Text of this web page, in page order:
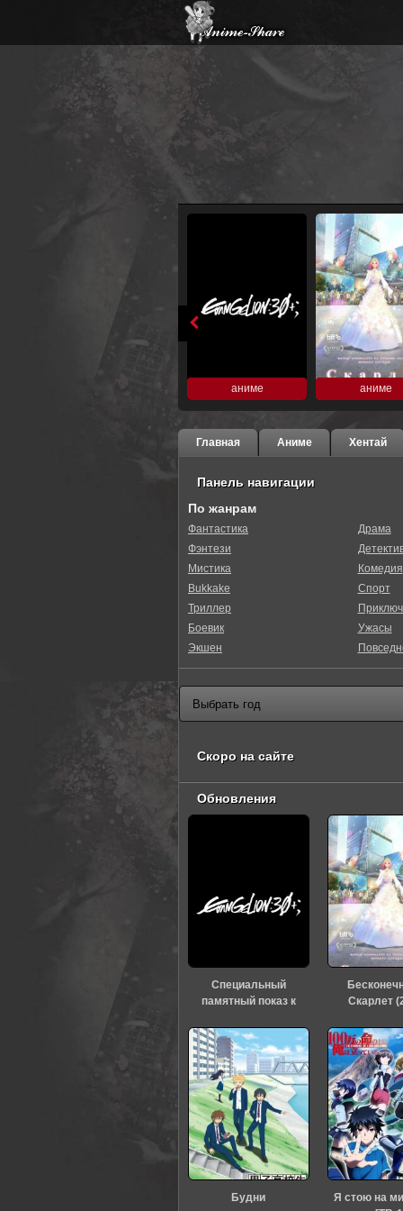
аниме аниме
Главная Аниме Хентай
Панель навигации
По жанрам
Фантастика
Фэнтези
Мистика
Bukkake
Триллер
Боевик
Экшен
Драма
Комедия
Спорт
Ужасы
Скоро на сайте
Обновления
Специальный
памятный показ к
«Евангелиона» (2026)
Скарлет
Будни
Я стою на